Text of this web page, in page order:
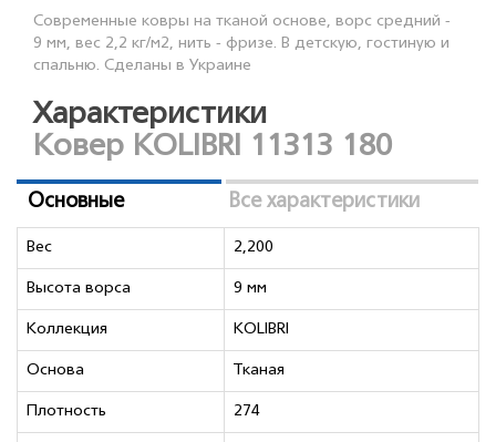
Современные ковры на тканой основе, ворс средний -
9 мм, вес 2,2 кг/м2, нить - фризе. В детскую, гостиную и
спальню. Сделаны в Украине
Характеристики
Ковер KOLIBRI 11313 180
Основные Все характеристики
Вес 2,200
Высота ворса 9 мм
Коллекция KOLIBRI
Основа Тканая
Плотность 274